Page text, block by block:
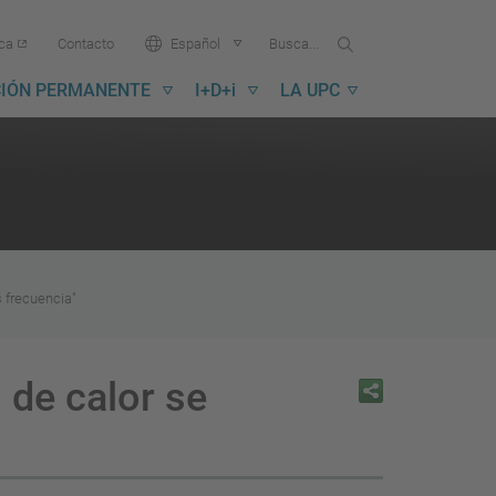
Contacto Idioma:Español
Buscar
UPC
PERMANENTE I+D+i LA UPC
frecuencia"
de calor se